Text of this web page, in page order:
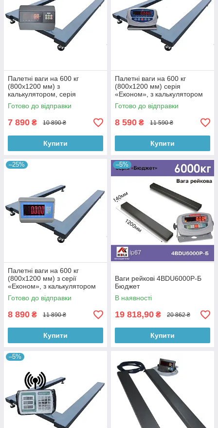
Палетні ваги на 600 кг
(800х1200 мм) з
калькулятором, серія
«Економ» (власне
виробництво)
Готово до відправки
7 890 ₴ 10 890 ₴
Купити
Палетні ваги на 600 кг
(800х1200 мм) серія
«Економ», з калькулятором
Готово до відправки
8 590 ₴ 11 590 ₴
Купити
–25%
Палетні ваги на 600 кг
(800х1200 мм) з серії
«Економ», з калькулятором
Готово до відправки
8 890 ₴ 11 890 ₴
Купити
–5%
Ваги рейкові 4BDU6000Р-Б
Бюджет
В наявності
19 818,90 ₴ 20 862 ₴
Купити
–5%